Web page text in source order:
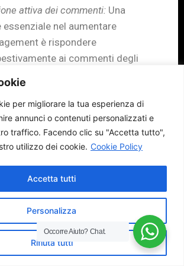
per migliorare la tua esperienza di
annunci o contenuti personalizzati e
traffico. Facendo clic su "Accetta tutto",
utilizzo dei cookie. Cookie Policy
Personalizza
Rifiuta tutti
Accetta tutti
attiva dei commenti: Una
essenziale nel aumentare
è rispondere
ai commenti degli
risolvere i problemi e
i tuoi follower per il loro
Questa interazione mostra
che presti al tuo pubblico
incoraggiare ulteriori
di contest o sondaggi:
e i sondaggi possono
l’interesse dei tuoi follower
a interagire con i tuoi
Chiedi loro di partecipare a
Occorre Aiuto?Chat.